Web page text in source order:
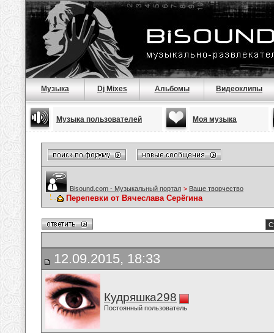
Музыка Dj Mixes Альбомы Видеоклипы
Музыка пользователей Моя музыка
Bisound.com - Музыкальный портал > Ваше творчество
Перепевки от Вячеслава Серёгина
12.09.2015, 18:33
Кудряшка298
Постоянный пользователь